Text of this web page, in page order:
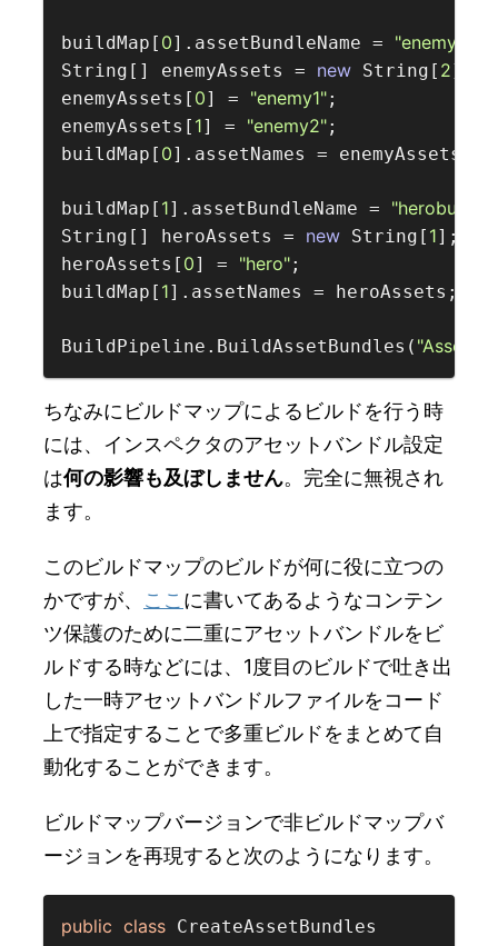
buildMap[ 0].assetBundleName =
String[] enemyAssets = new String[ 2];
enemyAssets[ 0] = "enemy1";
enemyAssets[ 1] = "enemy2";
buildMap[ 0].assetNames = enemyAssets;
buildMap[ 1].assetBundleName = "herobundle"
String[] heroAssets = new String[ 1];
heroAssets[ 0] = "hero";
buildMap[ 1].assetNames = heroAssets;
BuildPipeline.BuildAssetBundles(
ちなみにビルドマップによるビルドを行う時
には、インスペクタのアセットバンドル設定
は何の影響も及ぼしません。完全に無視され
ます。
このビルドマップのビルドが何に役に立つの
かですが、 ここ に書いてあるようなコンテン
ツ保護のために二重にアセットバンドルをビ
ルドする時などには、1度目のビルドで吐き出
した一時アセットバンドルファイルをコード
上で指定することで多重ビルドをまとめて自
動化することができます。
ビルドマップバージョンで非ビルドマップバ
ージョンを再現すると次のようになります。
public class CreateAssetBundles